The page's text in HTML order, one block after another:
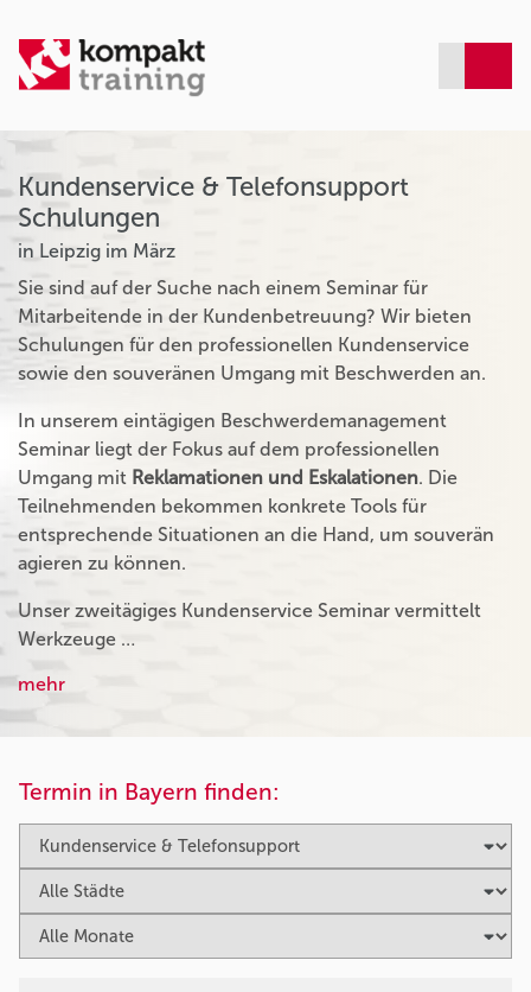
Kundenservice & Telefonsupport
Schulungen
in Leipzig im März
Sie sind auf der Suche nach einem Seminar für
Mitarbeitende in der Kundenbetreuung? Wir bieten
Schulungen für den professionellen Kundenservice
sowie den souveränen Umgang mit Beschwerden an.
In unserem eintägigen Beschwerdemanagement
Seminar liegt der Fokus auf dem professionellen
Umgang mit Reklamationen und Eskalationen. Die
Teilnehmenden bekommen konkrete Tools für
entsprechende Situationen an die Hand, um souverän
agieren zu können.
Unser zweitägiges Kundenservice Seminar vermittelt
Werkzeuge …
mehr
Termin in Bayern finden: